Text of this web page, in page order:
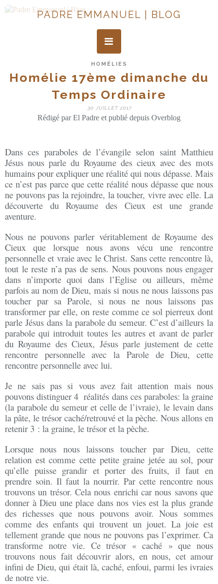
PADRE EMMANUEL | BLOG
HOMÉLIES
Homélie 17ème dimanche du
Temps Ordinaire
30 JUILLET 2017
Rédigé par El Padre et publié depuis Overblog
Dans ces paraboles de l’évangile selon saint Matthieu
Jésus nous parle du Royaume des cieux avec des mots
humains pour expliquer une réalité qui nous dépasse. Mais
ce n’est pas parce que cette réalité nous dépasse que nous
ne pouvons pas la rejoindre, la toucher, vivre avec elle. La
découverte du Royaume des Cieux est une grande
aventure.
Nous ne pouvons parler véritablement de Royaume des
Cieux que lorsque nous avons vécu une rencontre
personnelle et vraie avec le Christ. Sans cette rencontre là,
tout le reste n’a pas de sens. Nous pouvons nous engager
dans n’importe quoi dans l’Eglise ou ailleurs, même
parfois au nom de Dieu, mais si nous ne nous laissons pas
toucher par sa Parole, si nous ne nous laissons pas
transformer par elle, on reste comme ce sol pierreux dont
parle Jésus dans la parabole du semeur. C’est d’ailleurs la
parabole qui introduit toutes les autres et avant de parler
du Royaume des Cieux, Jésus parle justement de cette
rencontre personnelle avec la Parole de Dieu, cette
rencontre personnelle avec lui.
Je ne sais pas si vous avez fait attention mais nous
pouvons distinguer 4 réalités dans ces paraboles: la graine
(la parabole du semeur et celle de l’ivraie), le levain dans
la pâte, le trésor caché/retrouvé et la pèche. Nous allons en
retenir 3 : la graine, le trésor et la pèche.
Lorsque nous nous laissons toucher par Dieu, cette
relation est comme cette petite graine jetée au sol, pour
qu’elle puisse grandir et porter des fruits, il faut en
prendre soin. Il faut la nourrir. Par cette rencontre nous
trouvons un trésor. Cela nous enrichi car nous savons que
donner à Dieu une place dans nos vies est la plus grande
des richesses que nous pouvons avoir. Nous sommes
comme des enfants qui trouvent un jouet. La joie est
tellement grande que nous ne pouvons pas l’exprimer. Ca
transforme notre vie. Ce trésor « caché » que nous
trouvons nous fait découvrir alors, en nous, cet amour
infini de Dieu, qui était là, caché, enfoui, parmi les ivraies
de notre vie.